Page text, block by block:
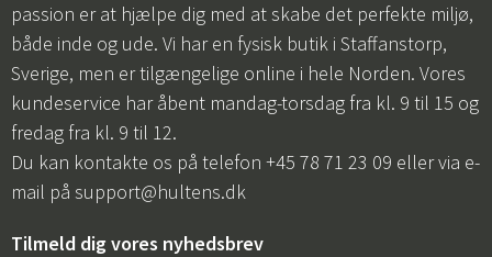
passion er at hjælpe dig med at skabe det perfekte miljø,
både inde og ude. Vi har en fysisk butik i Staffanstorp,
Sverige, men er tilgængelige online i hele Norden. Vores
kundeservice har åbent mandag-torsdag fra kl. 9 til 15 og
fredag fra kl. 9 til 12.
Du kan kontakte os på telefon +45 78 71 23 09 eller via e-
mail på support@hultens.dk
Tilmeld dig vores nyhedsbrev